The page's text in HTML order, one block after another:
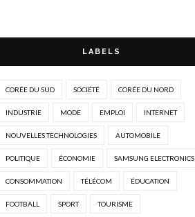
LABELS
CORÉE DU SUD SOCIÉTÉ CORÉE DU NORD
INDUSTRIE MODE EMPLOI INTERNET
NOUVELLES TECHNOLOGIES AUTOMOBILE
POLITIQUE ÉCONOMIE SAMSUNG ELECTRONICS
CONSOMMATION TÉLÉCOM ÉDUCATION
FOOTBALL SPORT TOURISME